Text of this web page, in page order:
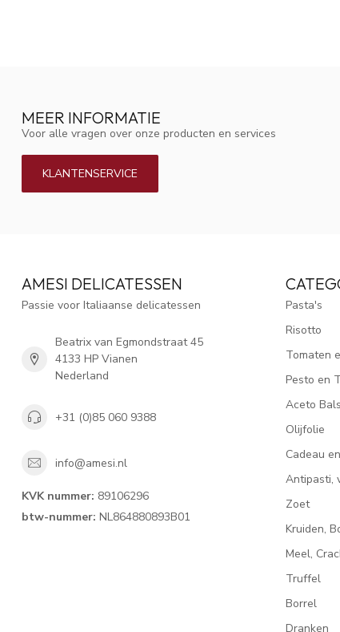
MEER INFORMATIE
Voor alle vragen over onze producten en services
KLANTENSERVICE
AMESI DELICATESSEN
Passie voor Italiaanse delicatessen
Beatrix van Egmondstraat 45
4133 HP Vianen
Nederland
+31 (0)85 060 9388
info@amesi.nl
KVK nummer: 89106296
btw-nummer: NL864880893B01
Pasta's
Risotto
Tomaten
Pesto en
Aceto
Olijfolie
Cadeau
Antipasti,
Zoet
Kruiden,
Meel,
Truffel
Borrel
Dranken